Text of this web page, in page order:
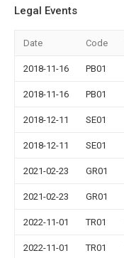
Legal Events
Date Code
2018-11-16 PB01
2018-11-16 PB01
2018-12-11 SE01
2018-12-11 SE01
2021-02-23 GR01
2021-02-23 GR01
2022-11-01 TR01
2022-11-01 TR01